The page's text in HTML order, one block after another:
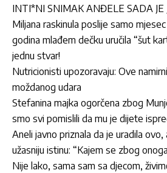
INTI*NI SNIMAK ANĐELE SADA JE
Miljana raskinula poslije samo
godina mlađem dečku uručila “šut
jednu stvar!
Nutricionisti upozoravaju: Ove
moždanog udara
Stefanina majka ogorčena zbog
smo svi pomislili da mu je dijete
Aneli javno priznala da je uradila
užasniju istinu: “Kajem se zbog
Nije lako, sama sam sa djecom,